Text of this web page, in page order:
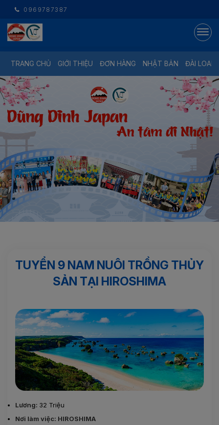
0969787387
TRANG CHỦ GIỚI THIỆU ĐƠN HÀNG NHẬT BẢN ĐÀI LOAN
TUYỂN 9 NAM NUÔI TRỒNG THỦY
SẢN TẠI HIROSHIMA
Lương: 32 Triệu
Nơi làm việc: HIROSHIMA